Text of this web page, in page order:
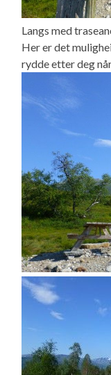
Langs med
Her er det
rydde etter deg